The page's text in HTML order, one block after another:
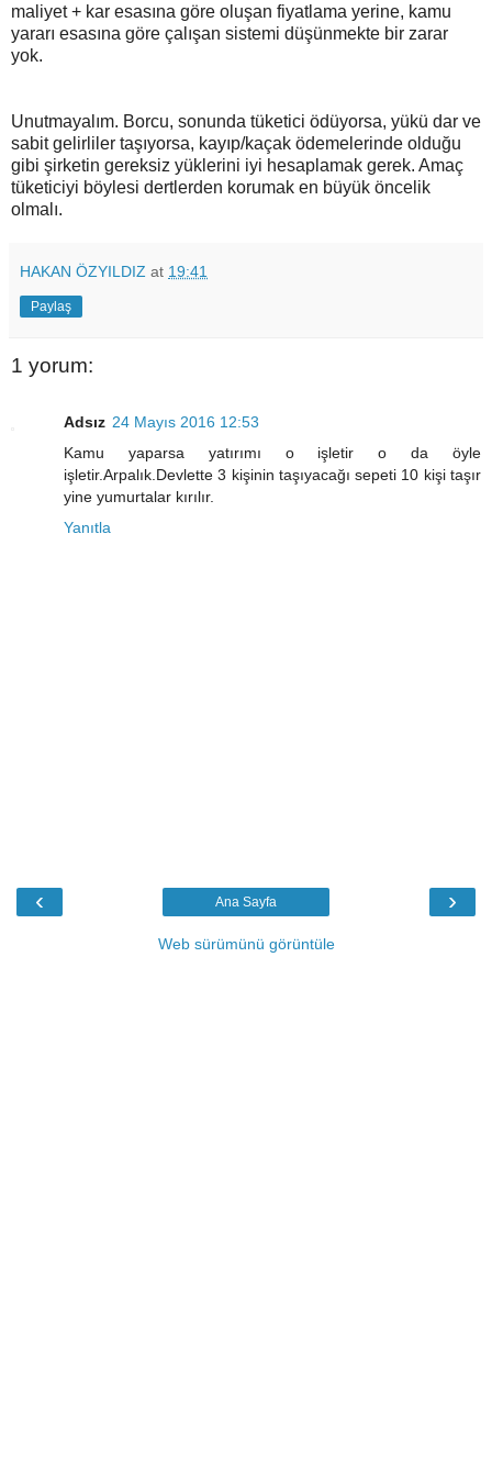
maliyet + kar esasına göre oluşan fiyatlama yerine, kamu
yararı esasına göre çalışan sistemi düşünmekte bir zarar
yok.
Unutmayalım. Borcu, sonunda tüketici ödüyorsa, yükü dar ve
sabit gelirliler taşıyorsa, kayıp/kaçak ödemelerinde olduğu
gibi şirketin gereksiz yüklerini iyi hesaplamak gerek. Amaç
tüketiciyi böylesi dertlerden korumak en büyük öncelik
olmalı.
HAKAN ÖZYILDIZ at 19:41
Paylaş
1 yorum:
Adsız 24 Mayıs 2016 12:53
Kamu yaparsa yatırımı o işletir o da öyle
işletir.Arpalık.Devlette 3 kişinin taşıyacağı sepeti 10 kişi taşır
yine yumurtalar kırılır.
Yanıtla
‹ ›
Ana Sayfa
Web sürümünü görüntüle